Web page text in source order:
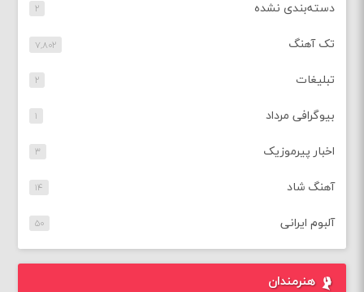
دسته‌بندی نشده ۲
تک آهنگ ۷,۸۰۲
تبلیغات ۲
بیوگرافی مرداد ۱
اخبار پیرموزیک ۳
آهنگ شاد ۱۴
آلبوم ایرانی ۵۰
هنرمندان